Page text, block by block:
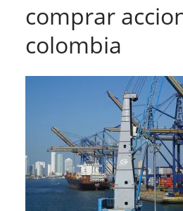
comprar
colombia